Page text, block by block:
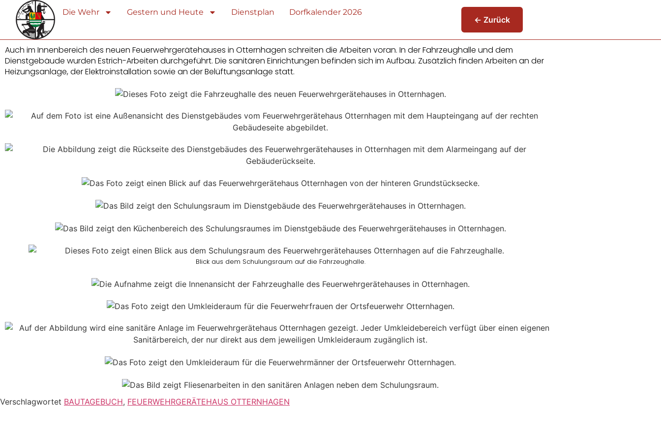
Die Wehr Gestern und Heute Dienstplan Dorfkalender 2026
← Zurück
Auch im Innenbereich des neuen Feuerwehrgerätehauses in Otternhagen schreiten die Arbeiten voran. In der Fahrzeughalle und dem
Dienstgebäude wurden Estrich-Arbeiten durchgeführt. Die sanitären Einrichtungen befinden sich im Aufbau. Zusätzlich finden Arbeiten an der
Heizungsanlage, der Elektroinstallation sowie an der Belüftungsanlage statt.
Blick aus dem Schulungsraum auf die Fahrzeughalle.
Verschlagwortet BAUTAGEBUCH, FEUERWEHRGERÄTEHAUS OTTERNHAGEN